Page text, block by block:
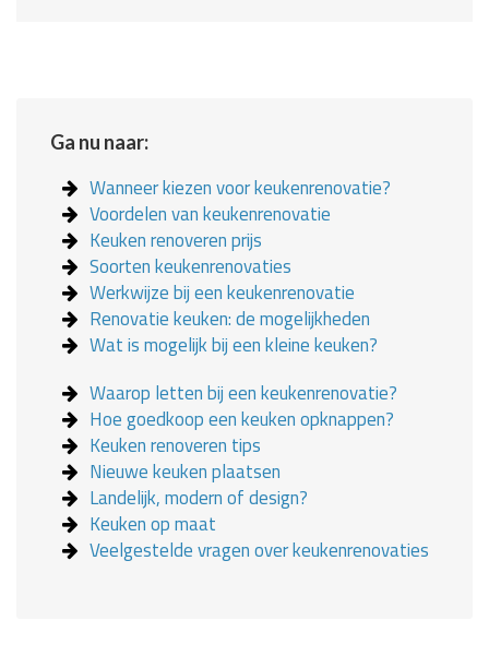
Ga nu naar:
Wanneer kiezen voor keukenrenovatie?
Voordelen van keukenrenovatie
Keuken renoveren prijs
Soorten keukenrenovaties
Werkwijze bij een keukenrenovatie
Renovatie keuken: de mogelijkheden
Wat is mogelijk bij een kleine keuken?
Waarop letten bij een keukenrenovatie?
Hoe goedkoop een keuken opknappen?
Keuken renoveren tips
Nieuwe keuken plaatsen
Landelijk, modern of design?
Keuken op maat
Veelgestelde vragen over keukenrenovaties